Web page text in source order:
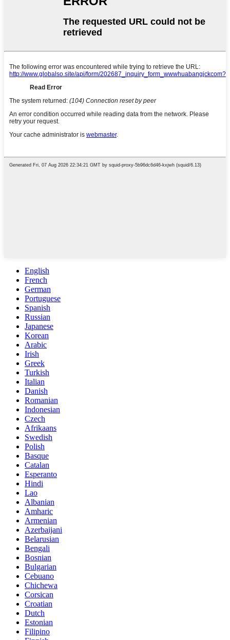
English
French
German
Portuguese
Spanish
Russian
Japanese
Korean
Arabic
Irish
Greek
Turkish
Italian
Danish
Romanian
Indonesian
Czech
Afrikaans
Swedish
Polish
Basque
Catalan
Esperanto
Hindi
Lao
Albanian
Amharic
Armenian
Azerbaijani
Belarusian
Bengali
Bosnian
Bulgarian
Cebuano
Chichewa
Corsican
Croatian
Dutch
Estonian
Filipino